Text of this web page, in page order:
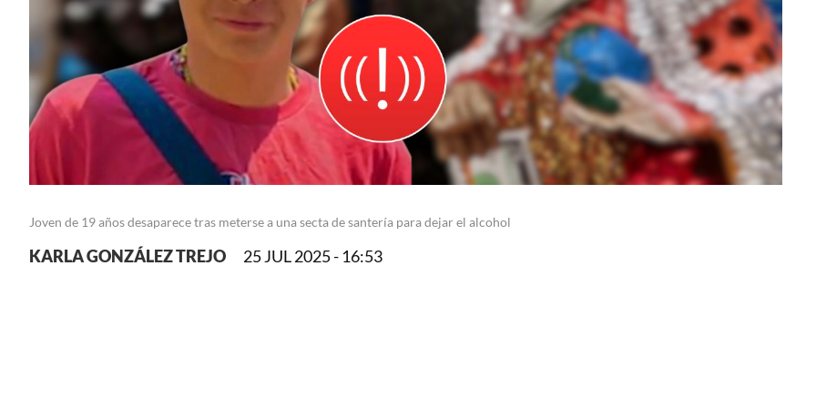
Joven de 19 años desaparece tras meterse a una secta de santería para dejar el alcohol
KARLA GONZÁLEZ TREJO 25 JUL 2025 - 16:53